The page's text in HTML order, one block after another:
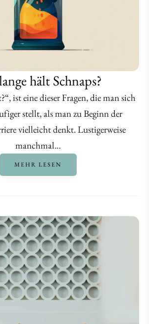
hält Schnaps?
ist eine dieser Fragen, die man sich
stellt, als man zu Beginn der
vielleicht denkt. Lustigerweise
manchmal…
MEHR LESEN